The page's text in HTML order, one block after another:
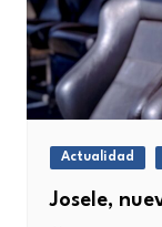
Actualidad
Josele,